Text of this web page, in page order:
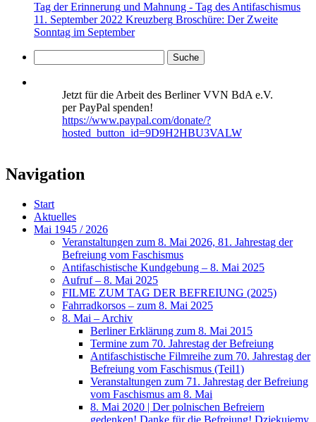
Tag der Erinnerung und Mahnung - Tag des Antifaschismus
11. September 2022 Kreuzberg Broschüre: Der Zweite
Sonntag im September
Jetzt für die Arbeit des Berliner VVN BdA e.V.
per PayPal spenden!
https://www.paypal.com/donate/?
hosted_button_id=9D9H2HBU3VALW
Navigation
Start
Aktuelles
Mai 1945 / 2026
Veranstaltungen zum 8. Mai 2026, 81. Jahrestag der
Befreiung vom Faschismus
Antifaschistische Kundgebung – 8. Mai 2025
Aufruf – 8. Mai 2025
FILME ZUM TAG DER BEFREIUNG (2025)
Fahrradkorsos – zum 8. Mai 2025
8. Mai – Archiv
Berliner Erklärung zum 8. Mai 2015
Termine zum 70. Jahrestag der Befreiung
Antifaschistische Filmreihe zum 70. Jahrestag der
Befreiung vom Faschismus (Teil1)
Veranstaltungen zum 71. Jahrestag der Befreiung
vom Faschismus am 8. Mai
8. Mai 2020 | Der polnischen Befreiern
gedenken! Danke für die Befreiung! Dziękujemy